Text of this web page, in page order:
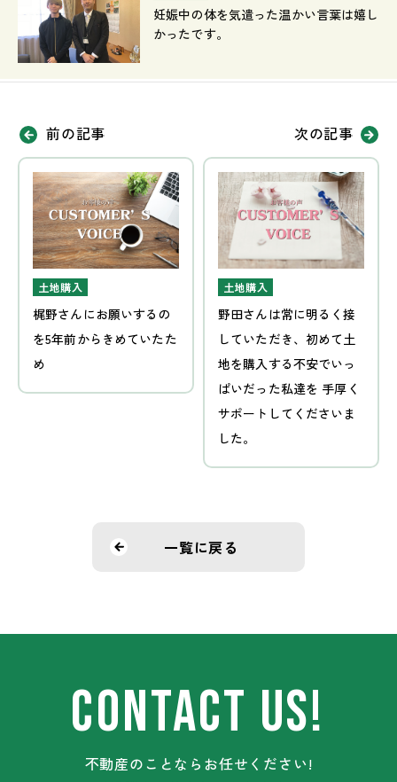
妊娠中の体を気遣った温かい言葉は嬉し
かったです。
前の記事
土地購入
梶野さんにお願いするの
を5年前からきめていたた
め
次の記事
土地購入
野田さんは常に明るく接
していただき、初めて土
地を購入する不安でいっ
ぱいだった私達を 手厚く
サポートしてくださいま
した。
一覧に戻る
CONTACT US!
不動産のことならお任せください!